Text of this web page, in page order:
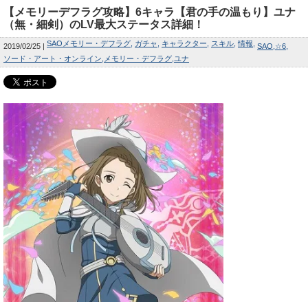
【メモリーデフラグ攻略】6キャラ【君の手の温もり】ユナ
（無・細剣）のLV最大ステータス詳細！
2019/02/25 SAOメモリー・デフラグ ガチャ キャラクター スキル 情報 SAO ☆6
ソード・アート・オンライン メモリー・デフラグ ユナ